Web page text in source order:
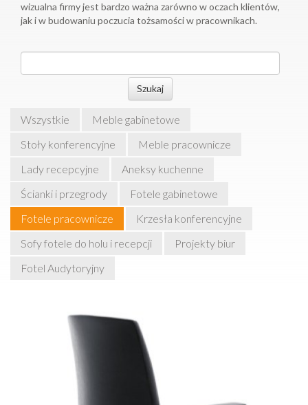
wizualna firmy jest bardzo ważna zarówno w oczach klientów,
jak i w budowaniu poczucia tożsamości w pracownikach.
Szukaj
Wszystkie
Meble gabinetowe
Stoły konferencyjne
Meble pracownicze
Lady recepcyjne
Aneksy kuchenne
Ścianki i przegrody
Fotele gabinetowe
Fotele pracownicze
Krzesła konferencyjne
Sofy fotele do holu i recepcji
Projekty biur
Fotel Audytoryjny